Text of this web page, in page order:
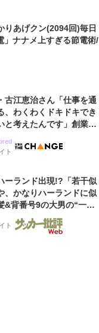
りあげクン(2094回)毎日
」ナナメ上すぎる節電術/
古江恵治さん「仕事を通
、わくわくドキドキでき
と考えたんです」創業来
ンティティ
ト
ーランド出現!?「若干似
、かなりハーランドに似
&背番号9の大男の“一人
ー”映像が話題!「元気を
ト